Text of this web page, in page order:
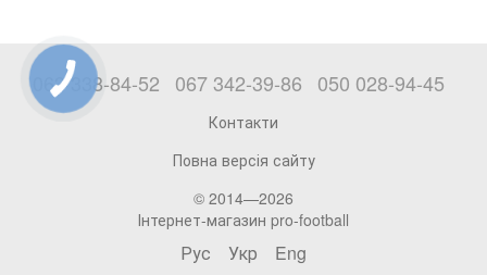
063 338-84-52 067 342-39-86 050 028-94-45
Контакти
Повна версія сайту
© 2014—2026
Інтернет-магазин pro-football
Рус Укр Eng